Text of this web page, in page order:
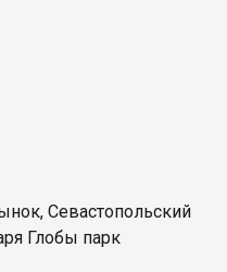
, Севастопольский
Глобы парк